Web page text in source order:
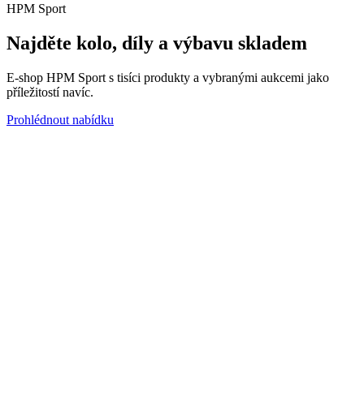
HPM Sport
Najděte kolo, díly a výbavu skladem
E-shop HPM Sport s tisíci produkty a vybranými aukcemi jako
příležitostí navíc.
Prohlédnout nabídku